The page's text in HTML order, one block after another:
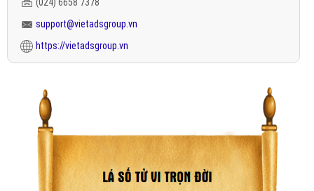
support@vietadsgroup.vn
https://vietadsgroup.vn